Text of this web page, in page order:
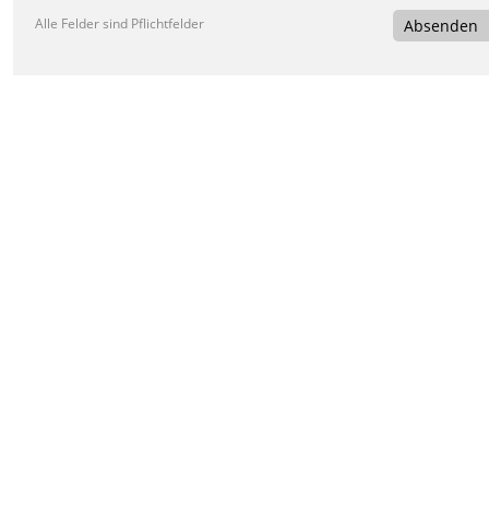
Alle Felder sind Pflichtfelder Absenden